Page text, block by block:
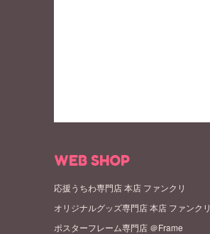
WEB SHOP
応援うちわ専門店 本店 ファンクリ
オリジナルグッズ専門店 本店 ファンクリ
ポスターフレーム専門店 ＠Frame